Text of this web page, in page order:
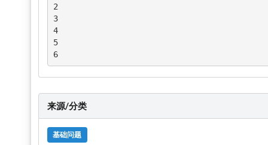
2
3
4
5
6
来源/分类
基础问题